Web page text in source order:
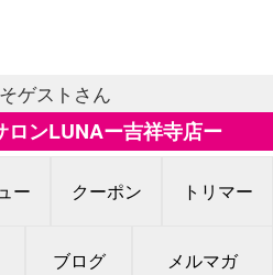
ゲストさん
ロンLUNAー吉祥寺店ー
ー クーポン トリマー
ブログ メルマガ